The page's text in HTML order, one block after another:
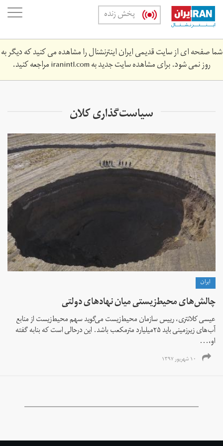
Skip
main
content
پخش زنده
شما صفحه ای از سایت قدیمی ایران اینترنشنال را مشاهده می کنید که دیگر به
روز نمی شود. برای مشاهده سایت جدید بهiranintl.comمراجعه کنید.
سیاست‌گذاری کلان
ايران
چالش‌های محیط‌زیستی میان نهادهای دولتی
عیسی کلانتری، رییس سازمان محیط‌زیست می‌گوید سهم محیط‌زیست از منابع
آب‌های زیرزمینی باید ۲۵میلیارد مترمکعب باشد. این درحالی است که بنابه گفته
او،...
۱۰ شهریور ۱۳۹۷